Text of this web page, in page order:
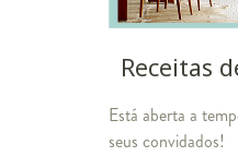
Receitas
Está aberta a
seus convidados!